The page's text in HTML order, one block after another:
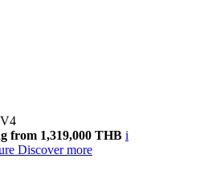
from 1,319,000 THB i
Discover more